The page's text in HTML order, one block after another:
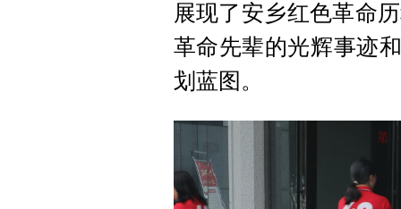
展现了安乡红色革命
革命先辈的光辉事迹
划蓝图。